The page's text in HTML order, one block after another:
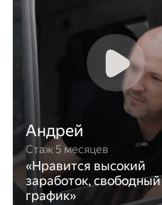
Андрей
Стаж 5 месяцев
«Нравится высокий
заработок, свободный
график»